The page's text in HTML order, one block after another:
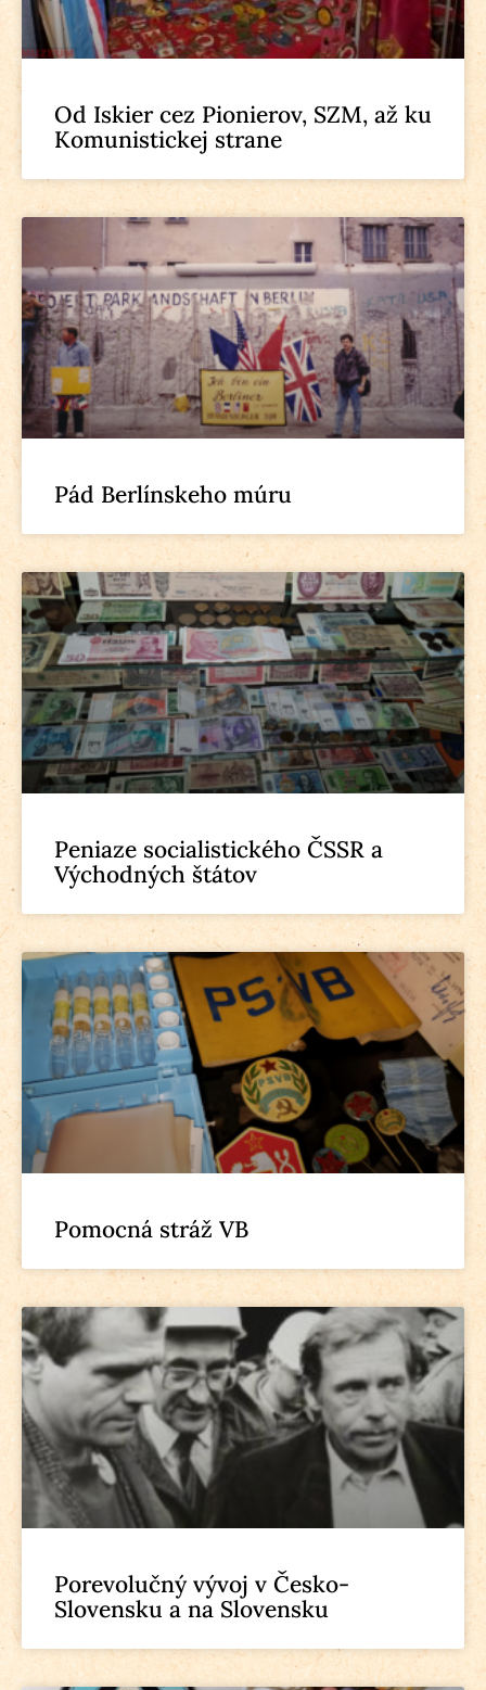
Od Iskier cez Pionierov, SZM, až ku
Komunistickej strane
Pád Berlínskeho múru
Peniaze socialistického ČSSR a
Východných štátov
Pomocná stráž VB
Porevolučný vývoj v Česko-
Slovensku a na Slovensku